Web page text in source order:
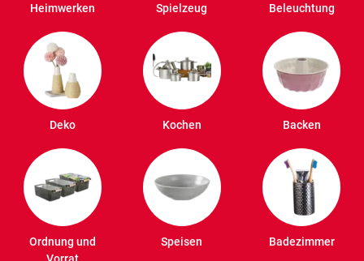
Heimwerken Spielzeug Beleuchtung
Deko Kochen Backen
Ordnung und
Speisen Badezimmer